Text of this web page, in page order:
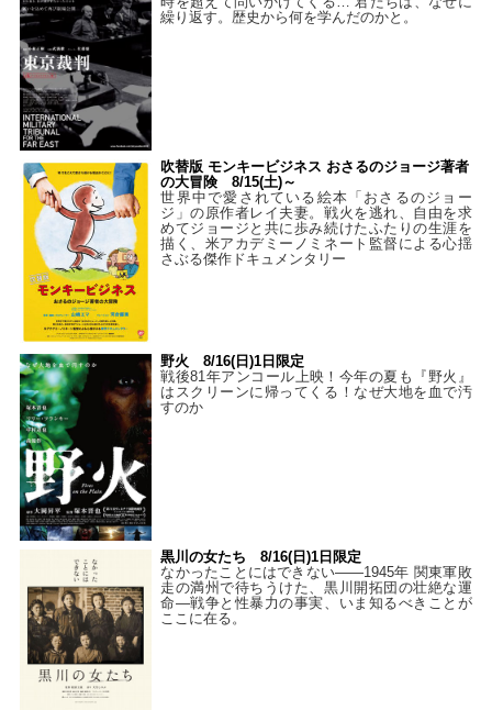
繰り返す。歴史から何を学んだのかと。
吹替版 モンキービジネス おさるのジョージ著者
の大冒険 8/15(土)～
世界中で愛されている絵本「おさるのジョー
ジ」の原作者レイ夫妻。戦火を逃れ、自由を求
めてジョージと共に歩み続けたふたりの生涯を
描く、米アカデミーノミネート監督による心揺
さぶる傑作ドキュメンタリー
野火 8/16(日)1日限定
戦後81年アンコール上映！今年の夏も『野火』
はスクリーンに帰ってくる！なぜ大地を血で汚
すのか
黒川の女たち 8/16(日)1日限定
なかったことにはできない——1945年 関東軍敗
走の満州で待ちうけた、黒川開拓団の壮絶な運
命―戦争と性暴力の事実、いま知るべきことが
ここに在る。